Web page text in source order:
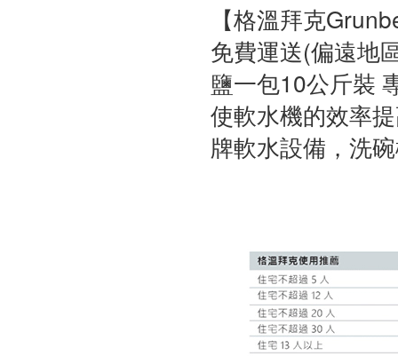
【格溫拜克
免費運送(偏遠地
鹽一包10公斤裝
使軟水機的效率
牌軟水設備，洗